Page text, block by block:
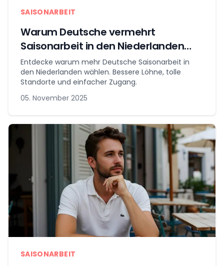
SAISONARBEIT
Warum Deutsche vermehrt
Saisonarbeit in den Niederlanden
wählen
Entdecke warum mehr Deutsche Saisonarbeit in
den Niederlanden wählen. Bessere Löhne, tolle
Standorte und einfacher Zugang.
05. November 2025
SAISONARBEIT